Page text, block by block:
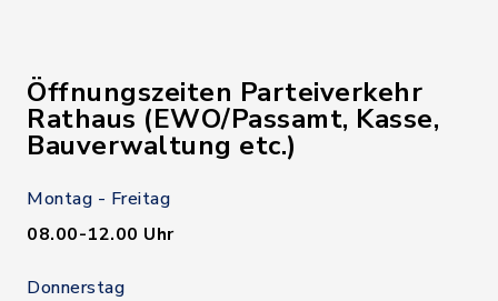
Öffnungszeiten Parteiverkehr
Rathaus (EWO/Passamt, Kasse,
Bauverwaltung etc.)
Montag - Freitag
08.00-12.00 Uhr
Donnerstag